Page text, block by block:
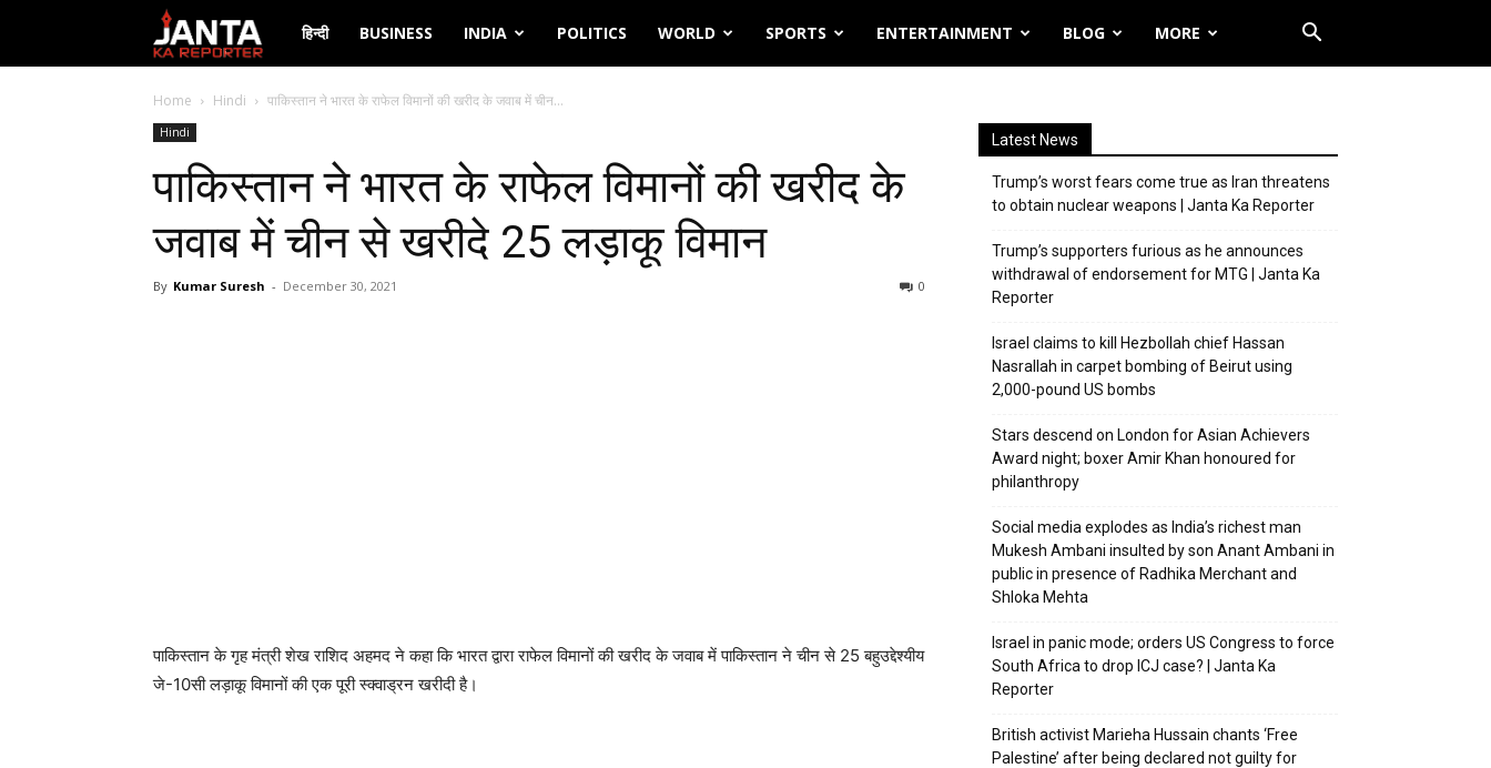
Janta
Ka
Reporter
हिन्दी BUSINESS INDIA POLITICS WORLD SPORTS ENTERTAINMENT BLOG MORE
Home Hindi पाकिस्तान ने भारत के राफेल विमानों की खरीद के जवाब में चीन...
Hindi
पाकिस्तान ने भारत के राफेल विमानों की खरीद के
जवाब में चीन से खरीदे 25 लड़ाकू विमान
By Kumar Suresh - December 30, 2021 0
पाकिस्तान के गृह मंत्री शेख राशिद अहमद ने कहा कि भारत द्वारा राफेल विमानों की खरीद के जवाब में पाकिस्तान ने चीन से 25 बहुउद्देश्यीय
जे-10सी लड़ाकू विमानों की एक पूरी स्क्वाड्रन खरीदी है।
Latest News
Trump’s worst fears come true as Iran threatens
to obtain nuclear weapons | Janta Ka Reporter
Trump’s supporters furious as he announces
withdrawal of endorsement for MTG | Janta Ka
Reporter
Israel claims to kill Hezbollah chief Hassan
Nasrallah in carpet bombing of Beirut using
2,000-pound US bombs
Stars descend on London for Asian Achievers
Award night; boxer Amir Khan honoured for
philanthropy
Social media explodes as India’s richest man
Mukesh Ambani insulted by son Anant Ambani in
public in presence of Radhika Merchant and
Shloka Mehta
Israel in panic mode; orders US Congress to force
South Africa to drop ICJ case? | Janta Ka
Reporter
British activist Marieha Hussain chants ‘Free
Palestine’ after being declared not guilty for